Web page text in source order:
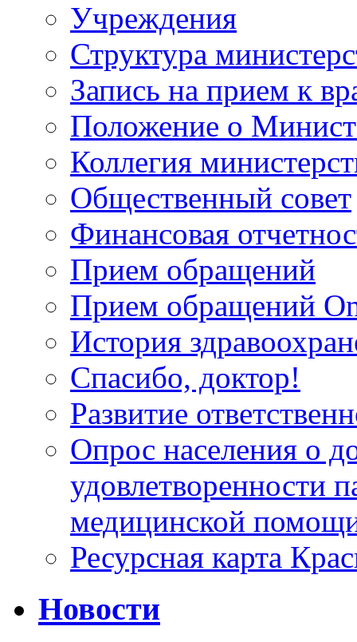
Учреждения
Структура
Запись на прием к
Положение о
Коллегия
Общественный совет
Финансовая
Прием обращений
Прием обращений
История
Спасибо, доктор!
Развитие
Опрос населения о
удовлетворенности
медицинской
Ресурсная карта
Новости